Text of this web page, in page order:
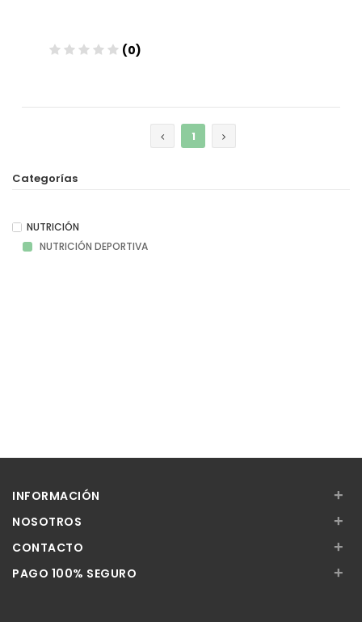
(0)
1
Categorías
NUTRICIÓN
NUTRICIÓN DEPORTIVA
INFORMACIÓN +
NOSOTROS +
CONTACTO +
PAGO 100% SEGURO +